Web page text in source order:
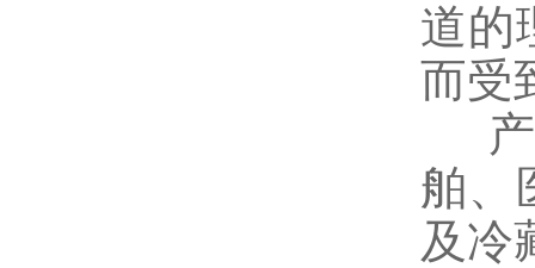
道的
而受
产
舶、
及冷